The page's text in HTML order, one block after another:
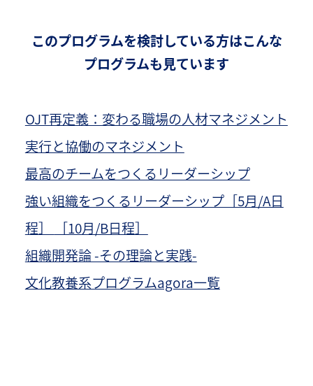
このプログラムを検討している方はこんな
プログラムも見ています
OJT再定義：変わる職場の人材マネジメント
実行と協働のマネジメント
最高のチームをつくるリーダーシップ
強い組織をつくるリーダーシップ［5月/A日
程］
［10月/B日程］
組織開発論 -その理論と実践-
文化教養系プログラムagora一覧